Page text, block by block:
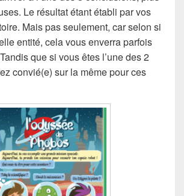
Le résultat étant établi par vos
Mais pas seulement, car selon si
entité, cela vous enverra parfois
que si vous êtes l’une des 2
convié(e) sur la même pour ces